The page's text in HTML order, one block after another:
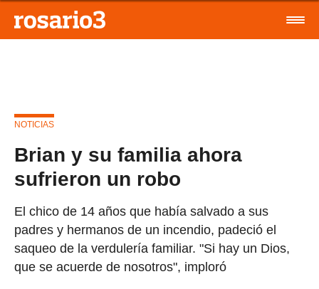
NOTICIAS
Brian y su familia ahora
sufrieron un robo
El chico de 14 años que había salvado a sus
padres y hermanos de un incendio, padeció el
saqueo de la verdulería familiar. "Si hay un Dios,
que se acuerde de nosotros", imploró